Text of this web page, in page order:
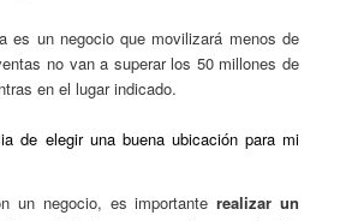
es un negocio que movilizará menos de
no van a superar los 50 millones de
en el lugar indicado.
de elegir una buena ubicación para mi
un negocio, es importanterealizar un